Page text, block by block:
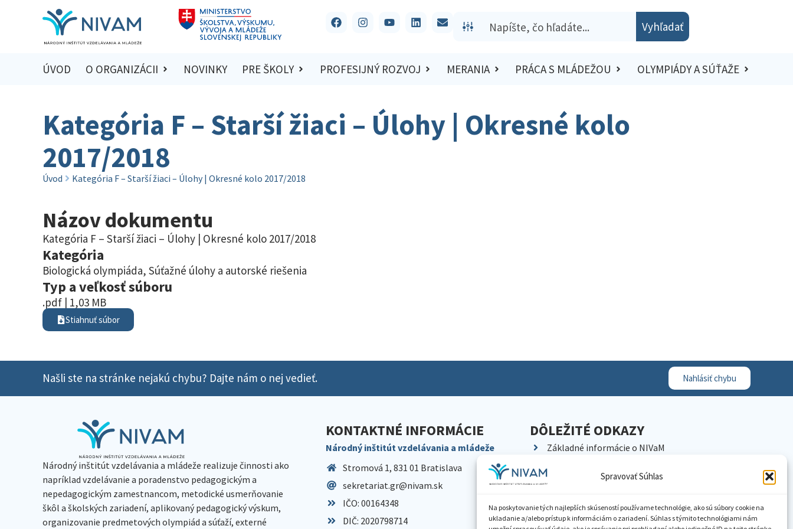
Spravovať Súhlas
Na poskytovanie tých najlepších skúseností používame technológie, ako sú súbory cookie na
ukladanie a/alebo prístup k informáciám o zariadení. Súhlas s týmito technológiami nám
Vyhľadať
ÚVOD O ORGANIZÁCII NOVINKY PRE ŠKOLY PROFESIJNÝ ROZVOJ MERANIA PRÁCA S MLÁDEŽOU OLYMPIÁDY A SÚŤAŽE
Kategória F – Starší žiaci – Úlohy | Okresné kolo
2017/2018
Úvod Kategória F – Starší žiaci – Úlohy | Okresné kolo 2017/2018
Názov dokumentu
Kategória F – Starší žiaci – Úlohy | Okresné kolo 2017/2018
Kategória
Biologická olympiáda, Súťažné úlohy a autorské riešenia
Typ a veľkosť súboru
.pdf | 1,03 MB
Stiahnuť súbor
Našli ste na stránke nejakú chybu? Dajte nám o nej vedieť. Nahlásiť chybu
Národný inštitút vzdelávania a mládeže realizuje činnosti ako
napríklad vzdelávanie a poradenstvo pedagogickým a
nepedagogickým zamestnancom, metodické usmerňovanie
škôl a školských zariadení, aplikovaný pedagogický výskum,
organizovanie predmetových olympiád a súťaží, externé
KONTAKTNÉ INFORMÁCIE
Národný inštitút vzdelávania a mládeže
Stromová 1, 831 01 Bratislava
sekretariat.gr@nivam.sk
IČO: 00164348
DIČ: 2020798714
DÔLEŽITÉ ODKAZY
Základné informácie o NIVaM
Kariéra
Pracoviská NIVaM